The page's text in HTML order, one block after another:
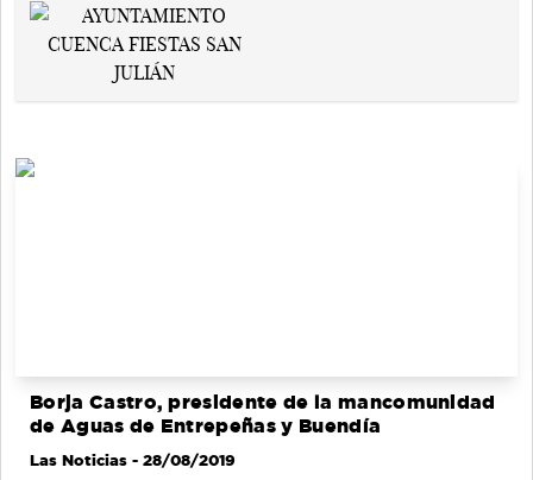
Borja Castro, presidente de la mancomunidad
de Aguas de Entrepeñas y Buendía
Las Noticias - 28/08/2019